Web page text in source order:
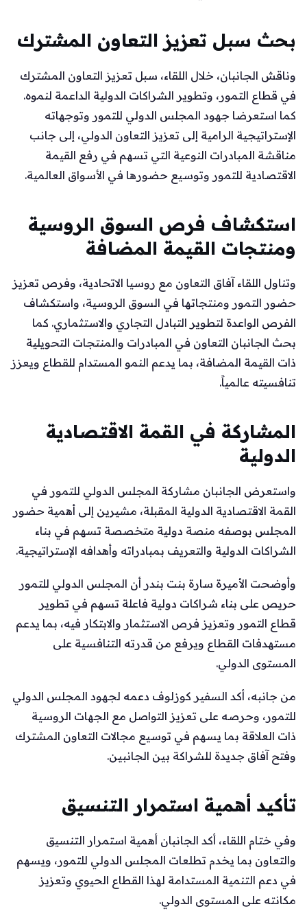
بحث سبل تعزيز التعاون المشترك
وناقش الجانبان، خلال اللقاء، سبل تعزيز التعاون المشترك
في قطاع التمور، وتطوير الشراكات الدولية الداعمة لنموه.
كما استعرضا جهود المجلس الدولي للتمور وتوجهاته
الإستراتيجية الرامية إلى تعزيز التعاون الدولي، إلى جانب
مناقشة المبادرات النوعية التي تسهم في رفع القيمة
الاقتصادية للتمور وتوسيع حضورها في الأسواق العالمية.
استكشاف فرص السوق الروسية
ومنتجات القيمة المضافة
وتناول اللقاء آفاق التعاون مع روسيا الاتحادية، وفرص تعزيز
حضور التمور ومنتجاتها في السوق الروسية، واستكشاف
الفرص الواعدة لتطوير التبادل التجاري والاستثماري. كما
بحث الجانبان التعاون في المبادرات والمنتجات التحويلية
ذات القيمة المضافة، بما يدعم النمو المستدام للقطاع ويعزز
تنافسيته عالمياً.
المشاركة في القمة الاقتصادية
الدولية
واستعرض الجانبان مشاركة المجلس الدولي للتمور في
القمة الاقتصادية الدولية المقبلة، مشيرين إلى أهمية حضور
المجلس بوصفه منصة دولية متخصصة تسهم في بناء
الشراكات الدولية والتعريف بمبادراته وأهدافه الإستراتيجية.
وأوضحت الأميرة سارة بنت بندر أن المجلس الدولي للتمور
حريص على بناء شراكات دولية فاعلة تسهم في تطوير
قطاع التمور وتعزيز فرص الاستثمار والابتكار فيه، بما يدعم
مستهدفات القطاع ويرفع من قدرته التنافسية على
المستوى الدولي.
من جانبه، أكد السفير كوزلوف دعمه لجهود المجلس الدولي
للتمور، وحرصه على تعزيز التواصل مع الجهات الروسية
ذات العلاقة بما يسهم في توسيع مجالات التعاون المشترك
وفتح آفاق جديدة للشراكة بين الجانبين.
تأكيد أهمية استمرار التنسيق
وفي ختام اللقاء، أكد الجانبان أهمية استمرار التنسيق
والتعاون بما يخدم تطلعات المجلس الدولي للتمور، ويسهم
في دعم التنمية المستدامة لهذا القطاع الحيوي وتعزيز
مكانته على المستوى الدولي.